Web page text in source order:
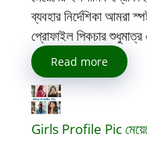
ব্যবহার নির্দেশিকা আমরা
প্রোফাইল পিকচার
Read more
Girls Profile Pic